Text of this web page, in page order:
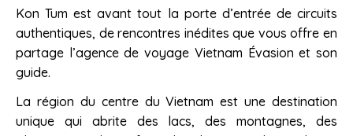
Kon Tum est avant tout la porte d’entrée de circuits
authentiques, de rencontres inédites que vous offre en
partage l’agence de voyage Vietnam Évasion et son
guide.
La région du centre du Vietnam est une destination
unique qui abrite des lacs, des montagnes, des